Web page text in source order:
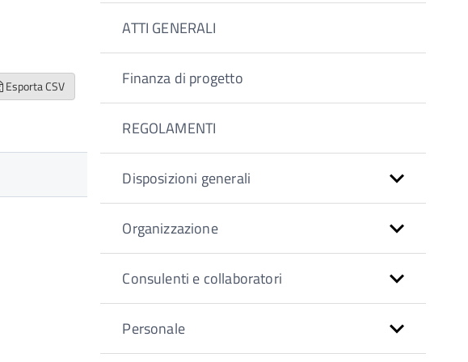
Esporta CSV
ATTI GENERALI
Finanza di progetto
REGOLAMENTI
Disposizioni generali
Organizzazione
Consulenti e collaboratori
Personale